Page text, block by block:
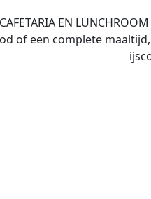
EN
of een complete